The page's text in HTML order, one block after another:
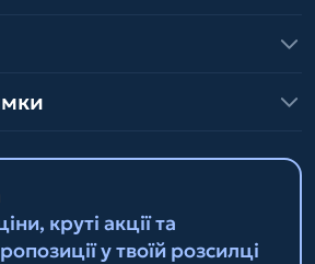
круті акції та
у твоїй розсилці